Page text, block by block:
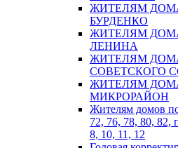
ЖИТЕЛЯМ
БУРДЕНКО
ЖИТЕЛЯМ ДОМА
ЛЕНИНА
ЖИТЕЛЯМ ДОМА
СОВЕТСКОГО
ЖИТЕЛЯМ
МИКРОРАЙОН
Жителям домов
72, 76, 78, 80, 82,
8, 10, 11, 12